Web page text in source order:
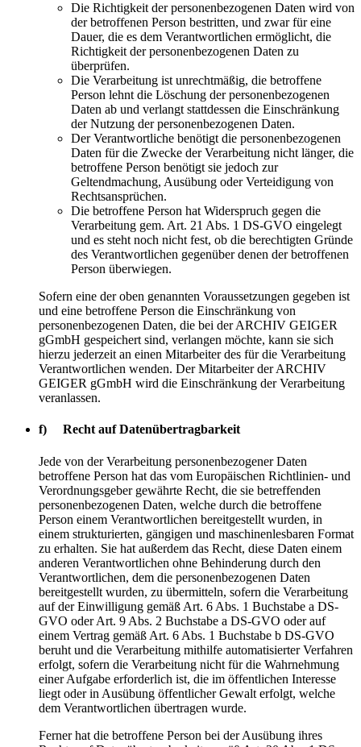
Die Richtigkeit der personenbezogenen Daten wird von
der betroffenen Person bestritten, und zwar für eine
Dauer, die es dem Verantwortlichen ermöglicht, die
Richtigkeit der personenbezogenen Daten zu
überprüfen.
Die Verarbeitung ist unrechtmäßig, die betroffene
Person lehnt die Löschung der personenbezogenen
Daten ab und verlangt stattdessen die Einschränkung
der Nutzung der personenbezogenen Daten.
Der Verantwortliche benötigt die personenbezogenen
Daten für die Zwecke der Verarbeitung nicht länger, die
betroffene Person benötigt sie jedoch zur
Geltendmachung, Ausübung oder Verteidigung von
Rechtsansprüchen.
Die betroffene Person hat Widerspruch gegen die
Verarbeitung gem. Art. 21 Abs. 1 DS-GVO eingelegt
und es steht noch nicht fest, ob die berechtigten Gründe
des Verantwortlichen gegenüber denen der betroffenen
Person überwiegen.
Sofern eine der oben genannten Voraussetzungen gegeben ist
und eine betroffene Person die Einschränkung von
personenbezogenen Daten, die bei der ARCHIV GEIGER
gGmbH gespeichert sind, verlangen möchte, kann sie sich
hierzu jederzeit an einen Mitarbeiter des für die Verarbeitung
Verantwortlichen wenden. Der Mitarbeiter der ARCHIV
GEIGER gGmbH wird die Einschränkung der Verarbeitung
veranlassen.
f) Recht auf Datenübertragbarkeit
Jede von der Verarbeitung personenbezogener Daten
betroffene Person hat das vom Europäischen Richtlinien- und
Verordnungsgeber gewährte Recht, die sie betreffenden
personenbezogenen Daten, welche durch die betroffene
Person einem Verantwortlichen bereitgestellt wurden, in
einem strukturierten, gängigen und maschinenlesbaren Format
zu erhalten. Sie hat außerdem das Recht, diese Daten einem
anderen Verantwortlichen ohne Behinderung durch den
Verantwortlichen, dem die personenbezogenen Daten
bereitgestellt wurden, zu übermitteln, sofern die Verarbeitung
auf der Einwilligung gemäß Art. 6 Abs. 1 Buchstabe a DS-
GVO oder Art. 9 Abs. 2 Buchstabe a DS-GVO oder auf
einem Vertrag gemäß Art. 6 Abs. 1 Buchstabe b DS-GVO
beruht und die Verarbeitung mithilfe automatisierter Verfahren
erfolgt, sofern die Verarbeitung nicht für die Wahrnehmung
einer Aufgabe erforderlich ist, die im öffentlichen Interesse
liegt oder in Ausübung öffentlicher Gewalt erfolgt, welche
dem Verantwortlichen übertragen wurde.
Ferner hat die betroffene Person bei der Ausübung ihres